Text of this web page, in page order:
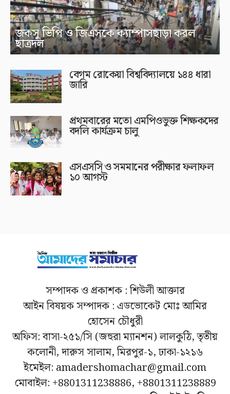
জকসু ভিপি ও জিএসকে ক্যাম্পাসছাড়া করল
ছাত্রদল
বেগম রোকেয়া বিশ্ববিদ্যালয়ে ১৪৪ ধারা
জারি
প্রথমবারের মতো এমপিওভুক্ত শিক্ষকদের
বদলি কার্যক্রম চালু
এসএসসি ও সমমানের পরীক্ষার ফলাফল
১০ আগস্ট
সম্পাদক ও প্রকাশক : শিউলী আক্তার
আইন বিষয়ক সম্পাদক : এডভোকেট মোঃ আমির
হোসেন চৌধুরী
অফিস: বাসা-২৫১/সি (জহুরা ম্যানশন) লালকুঠি, তৃতীয়
কলোনী, দারুস সালাম, মিরপুর-১, ঢাকা-১২১৬
ইমেইল: amadershomachar@gmail.com
মোবাইল: +8801311238886, +8801311238889